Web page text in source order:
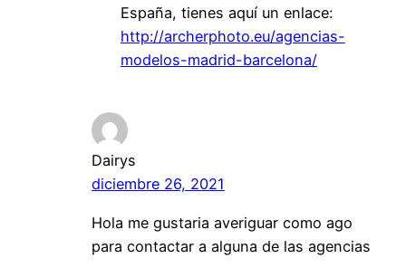
España, tienes aquí un enlace:
http://archerphoto.eu/agencias-
modelos-madrid-barcelona/
Dairys
diciembre 26, 2021
Hola me gustaria averiguar como ago
para contactar a alguna de las agencias